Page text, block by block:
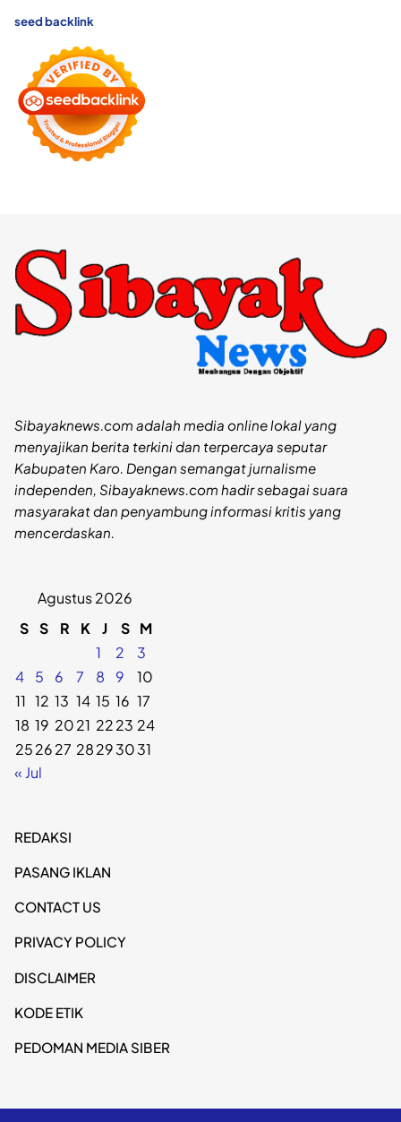
seed backlink
Sibayaknews.com adalah media online lokal yang
menyajikan berita terkini dan terpercaya seputar
Kabupaten Karo. Dengan semangat jurnalisme
independen, Sibayaknews.com hadir sebagai suara
masyarakat dan penyambung informasi kritis yang
mencerdaskan.
Agustus 2026
S S R K J S M
1
2
3
4
5 6 7 8 9
10
11 12 13 14 15 16 17
18 19 2021 2223 24
252627 28293031
« Jul
REDAKSI
PASANG IKLAN
CONTACT US
PRIVACY POLICY
DISCLAIMER
KODE ETIK
PEDOMAN MEDIA SIBER